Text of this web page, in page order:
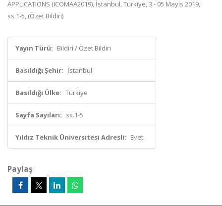
APPLICATIONS (ICOMAA2019), İstanbul, Türkiye, 3 - 05 Mayıs 2019,
ss.1-5, (Özet Bildiri)
Yayın Türü: Bildiri / Özet Bildiri
Basıldığı Şehir: İstanbul
Basıldığı Ülke: Türkiye
Sayfa Sayıları: ss.1-5
Yıldız Teknik Üniversitesi Adresli: Evet
Paylaş